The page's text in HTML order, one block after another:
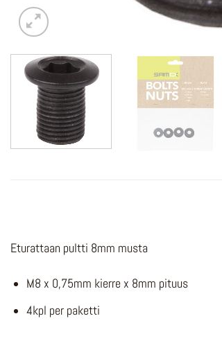
Eturattaan pultti 8mm musta
M8 x 0,75mm kierre x 8mm pituus
4kpl per paketti